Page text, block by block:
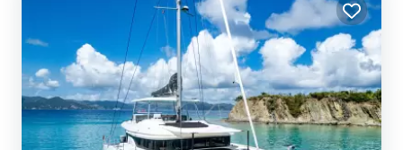
Umweltbelastung. Sie bietet Platz für bis zu 8 Gäste in vier